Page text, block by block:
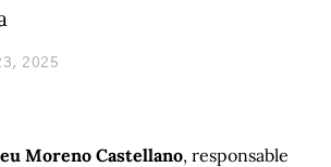
2025
Moreno Castellano, responsable